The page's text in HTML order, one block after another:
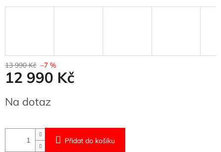
13 990 Kč –7 %
12 990 Kč
cena:
Na dotaz
Přidat do košíku